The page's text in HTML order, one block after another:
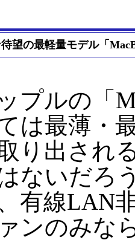
望の最軽量モデル「
プルの「
は最薄・
り出され
ないだろ
有線LAN
ンのみな